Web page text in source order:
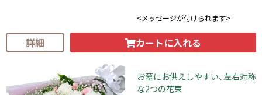
<メッセージが付けられます>
詳細 カートに入れる
お墓にお供えしやすい、左右対称
な2つの花束